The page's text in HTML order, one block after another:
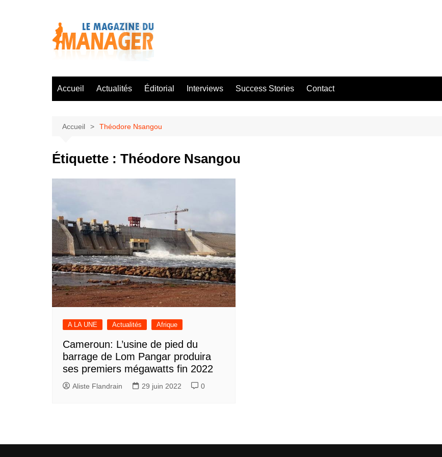
Accueil Actualités Éditorial Interviews Success Stories Contact
Accueil Théodore Nsangou
Étiquette : Théodore Nsangou
A LA UNE Actualités Afrique
Cameroun: L’usine de pied du
barrage de Lom Pangar produira
ses premiers mégawatts fin 2022
Aliste Flandrain 29 juin 2022 0